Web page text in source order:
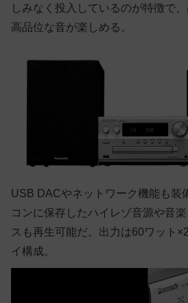
しみなく投入しているのが特徴で
高品位な音が楽しめる。
USB DACやネットワーク機能も装
コンに保存したハイレゾ音源や音
スも再生可能だ。出力は60ワット
イ構成。